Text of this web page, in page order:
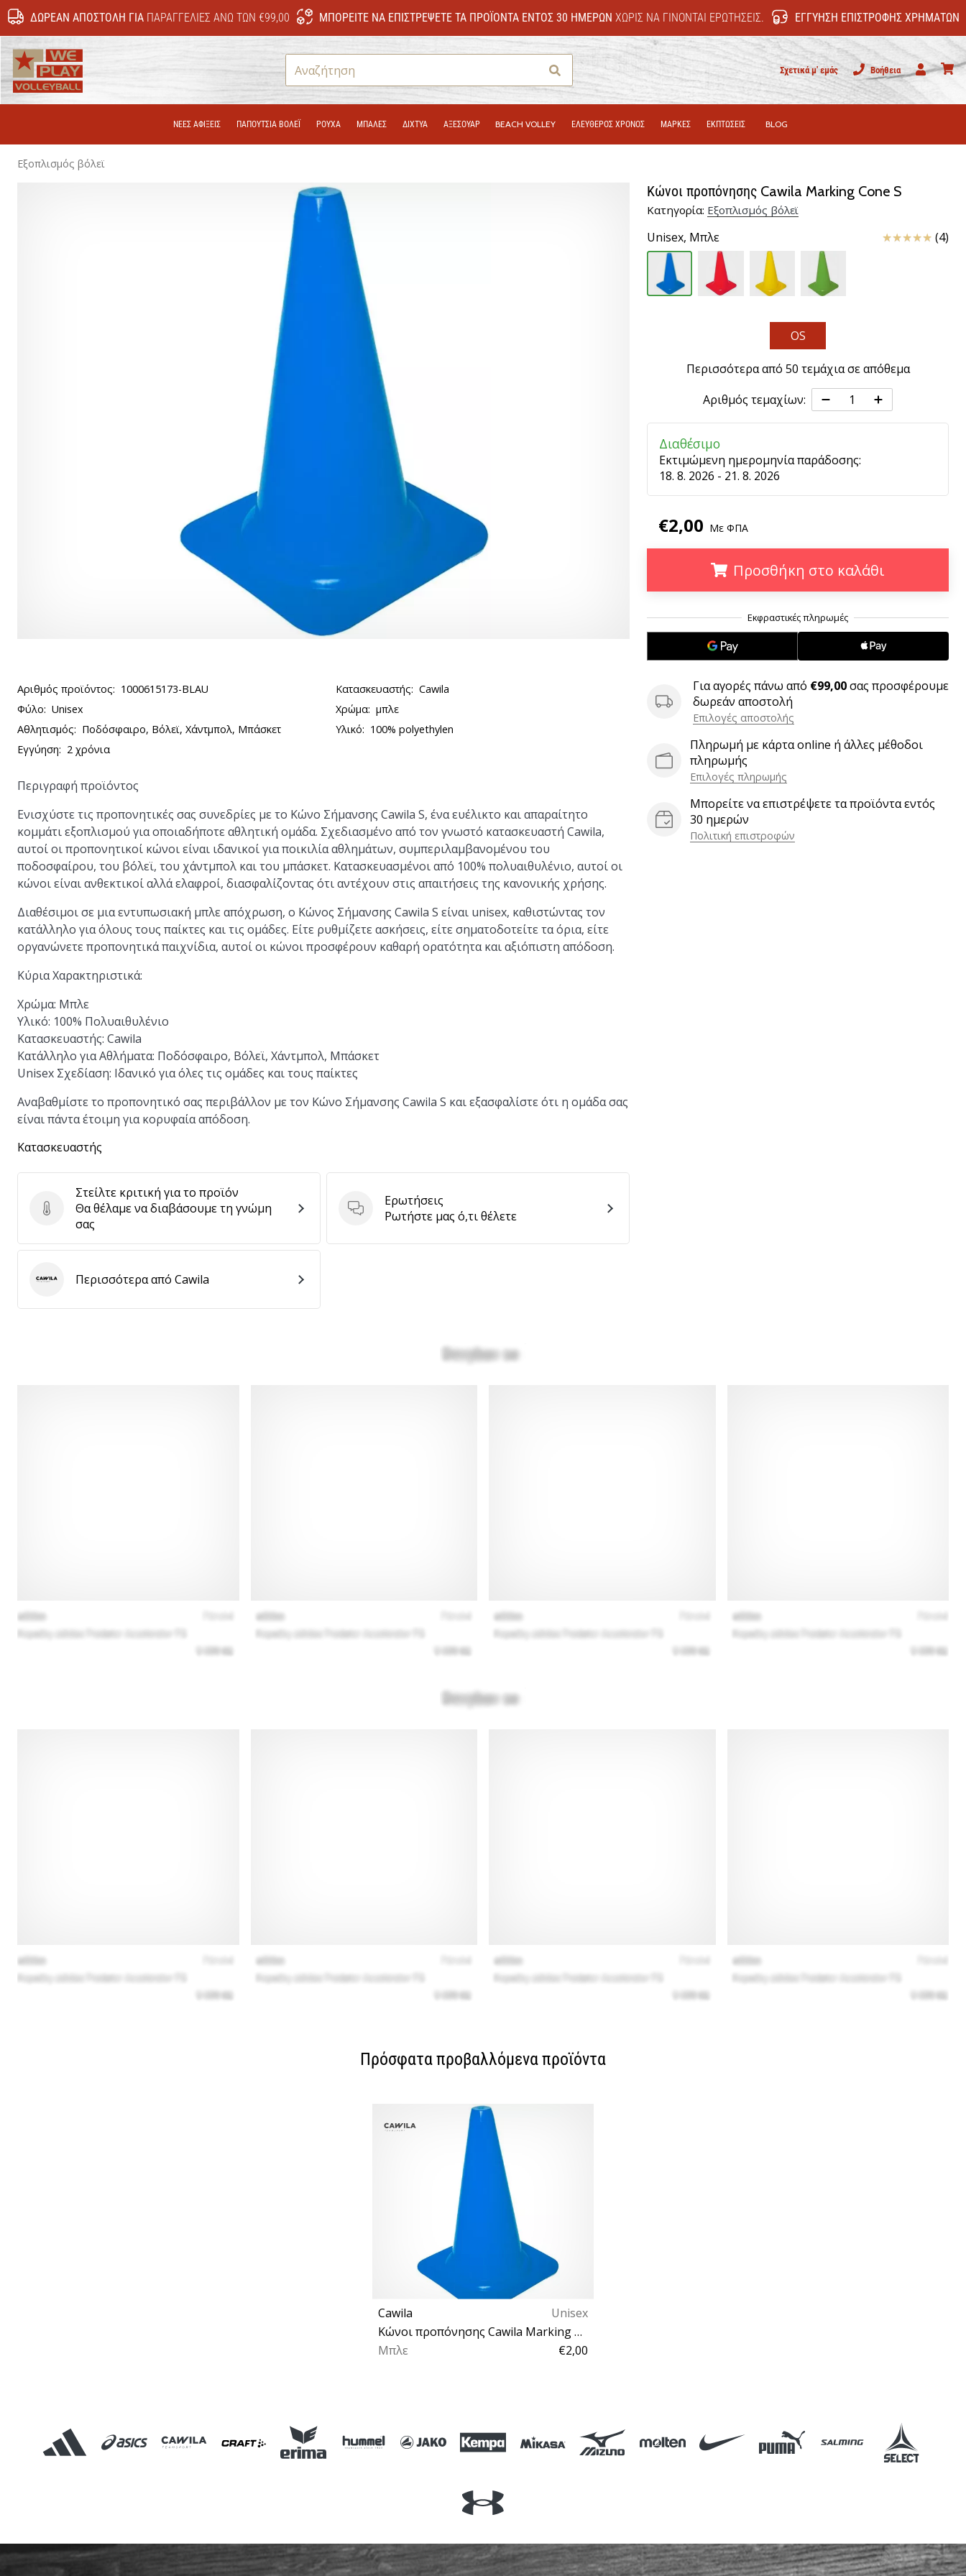
ΔΩΡΕΆΝ ΑΠΟΣΤΟΛΉ ΓΙΑΠΑΡΑΓΓΕΛΊΕΣ ΆΝΩ ΤΩΝ €99,00 ΜΠΟΡΕΊΤΕ ΝΑ ΕΠΙΣΤΡΈΨΕΤΕ ΤΑ ΠΡΟΪΌΝΤΑ ΕΝΤΌΣ 30 ΗΜΕΡΏΝ ΧΩΡΊΣ ΝΑ ΓΊΝΟΝΤΑΙ ΕΡΩΤΉΣΕΙΣ. ΕΓΓΎΗΣΗ ΕΠΙΣΤΡΟΦΉΣ ΧΡΗΜΆΤΩΝ
Αναζήτηση Σχετικά μ' εμάς
Βοήθεια
Χρήστης
ΝΕΕΣ ΑΦΙΞΕΙΣ ΠΑΠΟΎΤΣΙΑ ΒΌΛΕΪ ΡΟΎΧΑ ΜΠΑΛΕΣ ΔΊΧΤΥΑ ΑΞΕΣΟΥΑΡ BEACH VOLLEY ΕΛΕΥΘΕΡΟΣ ΧΡΟΝΟΣ ΜΑΡΚΕΣ ΕΚΠΤΩΣΕΙΣ BLOG
Εξοπλισμός βόλεϊ
Κώνοι προπόνησης Cawila Marking Cone S
Κατηγορία: Εξοπλισμός βόλεϊ
Unisex, Μπλε Κριτικές (4)
OS
Περισσότερα από 50 τεμάχια σε απόθεμα
Αριθμός τεμαχίων:
Διαθέσιμο
Εκτιμώμενη ημερομηνία παράδοσης:
18. 8. 2026 - 21. 8. 2026
€2,00 Με ΦΠΑ
Προσθήκη στο καλάθι
Για αγορές πάνω από €99,00σας προσφέρουμε
δωρεάν αποστολή
Επιλογές αποστολής
Πληρωμή με κάρτα online ή άλλες μέθοδοι
πληρωμής
Επιλογές πληρωμής
Μπορείτε να επιστρέψετε τα προϊόντα εντός
30 ημερών
Πολιτική επιστροφών
Αριθμός προϊόντος: 1000615173-BLAU Κατασκευαστής: Cawila
Φύλο: Unisex Χρώμα: μπλε
Αθλητισμός: Ποδόσφαιρο, Βόλεϊ, Χάντμπολ, Μπάσκετ Υλικό: 100% polyethylen
Εγγύηση: 2 χρόνια
Περιγραφή προϊόντος
Ενισχύστε τις προπονητικές σας συνεδρίες με το Κώνο Σήμανσης Cawila S, ένα ευέλικτο και απαραίτητο
κομμάτι εξοπλισμού για οποιαδήποτε αθλητική ομάδα. Σχεδιασμένο από τον γνωστό κατασκευαστή Cawila,
αυτοί οι προπονητικοί κώνοι είναι ιδανικοί για ποικιλία αθλημάτων, συμπεριλαμβανομένου του
ποδοσφαίρου, του βόλεϊ, του χάντμπολ και του μπάσκετ. Κατασκευασμένοι από 100% πολυαιθυλένιο, αυτοί οι
κώνοι είναι ανθεκτικοί αλλά ελαφροί, διασφαλίζοντας ότι αντέχουν στις απαιτήσεις της κανονικής χρήσης.
Διαθέσιμοι σε μια εντυπωσιακή μπλε απόχρωση, ο Κώνος Σήμανσης Cawila S είναι unisex, καθιστώντας τον
κατάλληλο για όλους τους παίκτες και τις ομάδες. Είτε ρυθμίζετε ασκήσεις, είτε σηματοδοτείτε τα όρια, είτε
οργανώνετε προπονητικά παιχνίδια, αυτοί οι κώνοι προσφέρουν καθαρή ορατότητα και αξιόπιστη απόδοση.
Κύρια Χαρακτηριστικά:
Χρώμα: Μπλε
Υλικό: 100% Πολυαιθυλένιο
Κατασκευαστής: Cawila
Κατάλληλο για Αθλήματα: Ποδόσφαιρο, Βόλεϊ, Χάντμπολ, Μπάσκετ
Unisex Σχεδίαση: Ιδανικό για όλες τις ομάδες και τους παίκτες
Αναβαθμίστε το προπονητικό σας περιβάλλον με τον Κώνο Σήμανσης Cawila S και εξασφαλίστε ότι η ομάδα σας
είναι πάντα έτοιμη για κορυφαία απόδοση.
Κατασκευαστής
Στείλτε κριτική για το προϊόν
Στείλτε κριτική για το προϊόν
Θα θέλαμε να διαβάσουμε τη γνώμη
σας
Ερωτήσεις
Ερωτήσεις
Ρωτήστε μας ό,τι θέλετε
CawilaΠερισσότερα από Cawila
Πρόσφατα προβαλλόμενα προϊόντα
Cawila
Unisex
Κώνοι προπόνησης Cawila Marking Cone S
Μπλε
€2,00